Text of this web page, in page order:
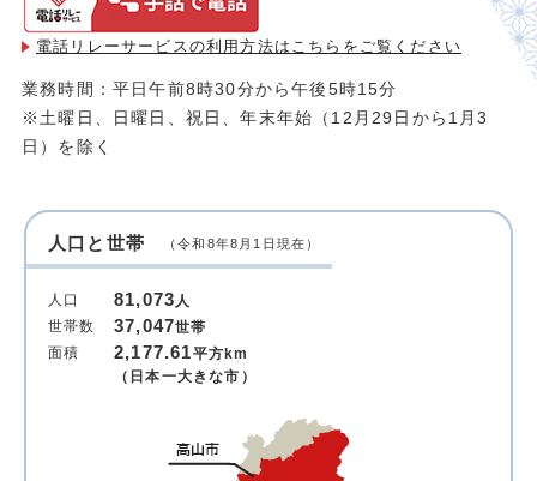
電話リレーサービスの利用方法は こちらをご覧ください
業務時間：平日午前8時30分から午後5時15分
※土曜日、日曜日、祝日、年末年始（12月29日から1月3
日）を除く
人口と世帯 （令和8年8月1日現在）
人口 81,073人
世帯数
37,047世帯
面積
2,177.61平方km
（日本一大きな市）